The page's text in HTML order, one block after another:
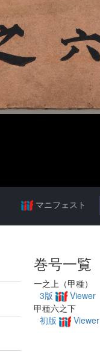
マニフェスト
巻号一覧
一之上（甲種）
3版
Viewer
甲種六之下
初版
Viewer